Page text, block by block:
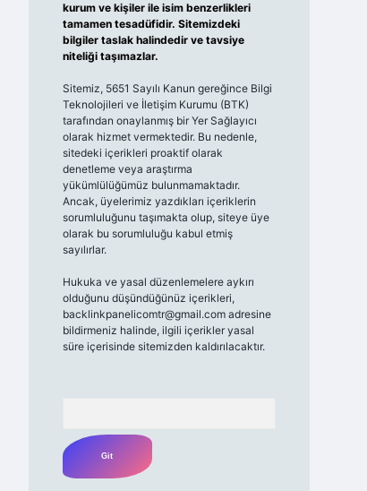
kurum ve kişiler ile isim benzerlikleri
tamamen tesadüfidir. Sitemizdeki
bilgiler taslak halindedir ve tavsiye
niteliği taşımazlar.
Sitemiz, 5651 Sayılı Kanun gereğince Bilgi
Teknolojileri ve İletişim Kurumu (BTK)
tarafından onaylanmış bir Yer Sağlayıcı
olarak hizmet vermektedir. Bu nedenle,
sitedeki içerikleri proaktif olarak
denetleme veya araştırma
yükümlülüğümüz bulunmamaktadır.
Ancak, üyelerimiz yazdıkları içeriklerin
sorumluluğunu taşımakta olup, siteye üye
olarak bu sorumluluğu kabul etmiş
sayılırlar.
Hukuka ve yasal düzenlemelere aykırı
olduğunu düşündüğünüz içerikleri,
backlinkpanelicomtr@gmail.comadresine
bildirmeniz halinde, ilgili içerikler yasal
süre içerisinde sitemizden kaldırılacaktır.